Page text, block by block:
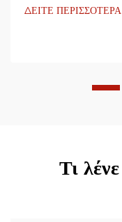
τεχνολογία, είναι
ΔΕΙΤΕ ΠΕΡΙΣΣΟΤΕΡΑ
Τι